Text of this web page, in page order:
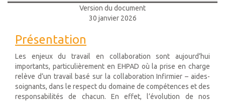
Version du document
30 janvier 2026
Présentation
Les enjeux du travail en collaboration sont aujourd’hui
importants, particulièrement en EHPAD où la prise en charge
relève d’un travail basé sur la collaboration Infirmier – aides-
soignants, dans le respect du domaine de compétences et des
responsabilités de chacun. En effet, l’évolution de nos